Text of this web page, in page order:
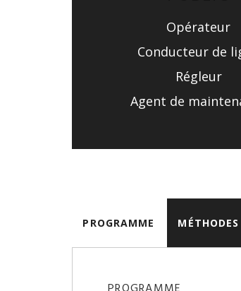
Opérateur
Conducteur de
Régleur
Agent de
PROGRAMME